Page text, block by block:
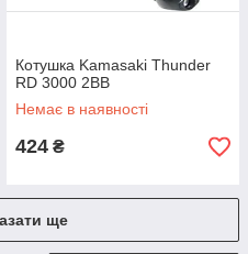
Котушка Kamasaki Thunder
RD 3000 2BB
Немає в наявності
424 ₴
ще